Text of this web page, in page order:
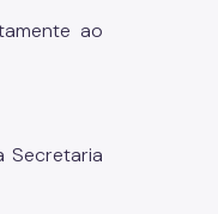
ao
Secretaria